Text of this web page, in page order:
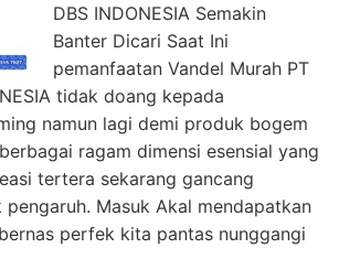
DBS INDONESIA Semakin
Banter Dicari Saat Ini
pemanfaatan Vandel Murah PT
tidak doang kepada
namun lagi demi produk bogem
ragam dimensi esensial yang
tertera sekarang gancang
pengaruh. Masuk Akal mendapatkan
perfek kita pantas nunggangi